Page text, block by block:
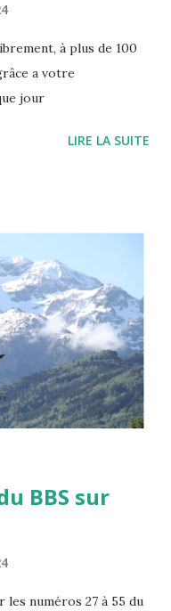
à plus de 100
a votre
jour
LIRE LA SUITE
BBS sur
les numéros 27 à 55 du